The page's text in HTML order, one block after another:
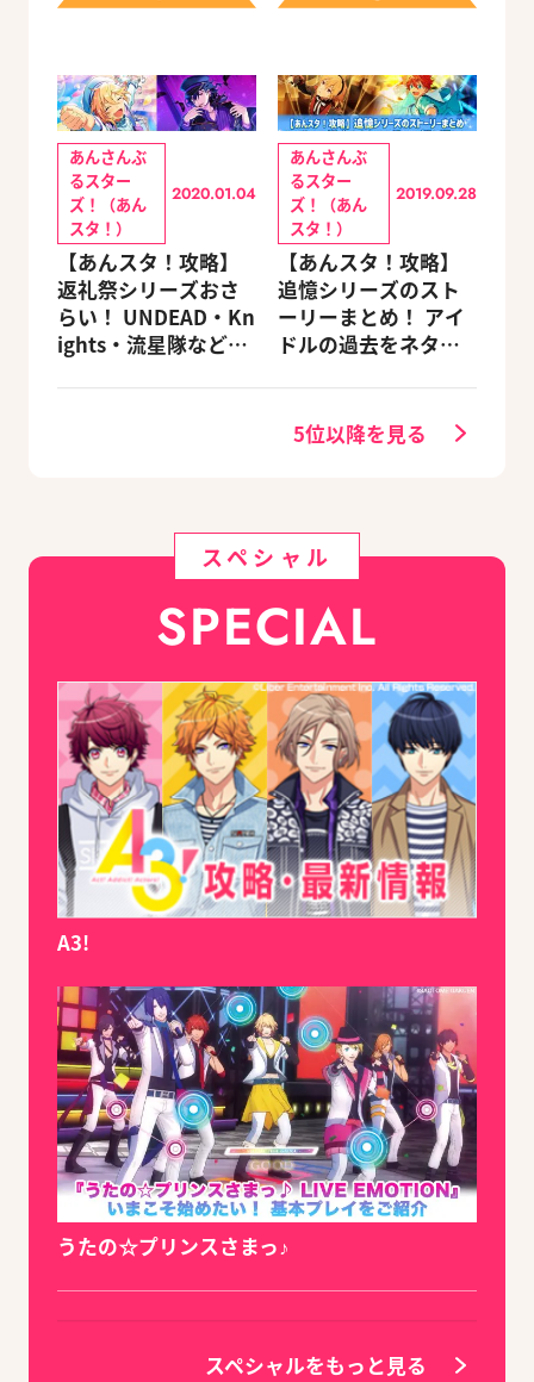
あんさんぶ
るスター
ズ！（あん
スタ！）
2020.01.04
【あんスタ！攻略】
返礼祭シリーズおさ
らい！ UNDEAD・Kn
ights・流星隊など、
あんさんぶ
るスター
ズ！（あん
スタ！）
2019.09.28
【あんスタ！攻略】
追憶シリーズのスト
ーリーまとめ！ アイ
ドルの過去をネタバ
5位以降を見る
スペシャル
SPECIAL
A3!
うたの☆プリンスさまっ♪
スペシャルをもっと見る